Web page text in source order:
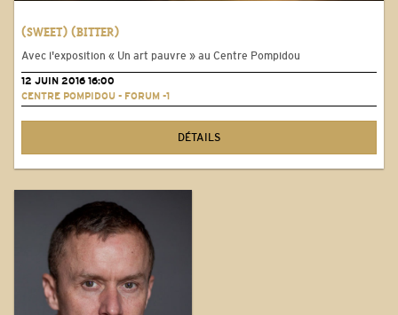
(SWEET) (BITTER)
Avec l'exposition « Un art pauvre » au Centre Pompidou
12 JUIN 2016 16:00
CENTRE POMPIDOU - FORUM -1
DÉTAILS